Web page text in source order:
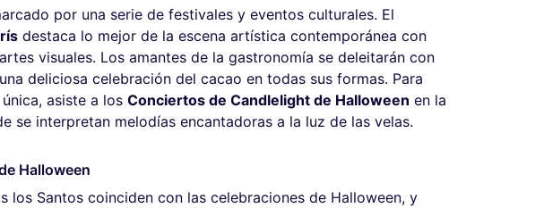
por una serie de festivales y eventos culturales. El
destaca lo mejor de la escena artística contemporánea con
visuales. Los amantes de la gastronomía se deleitarán con
deliciosa celebración del cacao en todas sus formas. Para
asiste a los Conciertos de Candlelight de Halloween en la
se interpretan melodías encantadoras a la luz de las velas.
Halloween
los Santos coinciden con las celebraciones de Halloween, y